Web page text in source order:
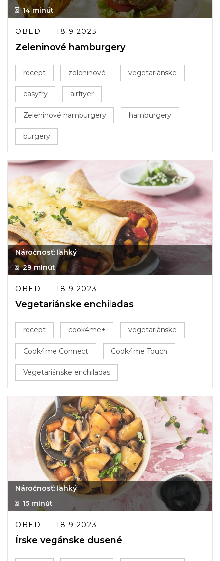
14 minút
OBED 18.9.2023
Zeleninové hamburgery
recept zeleninové vegetariánske
easyfry airfryer
Zeleninové hamburgery hamburgery
burgery
Náročnosť: ľahký
28 minút
OBED 18.9.2023
Vegetariánske enchiladas
recept cook4me+ vegetariánske
Cook4me Connect Cook4me Touch
Vegetariánske enchiladas
Náročnosť: ľahký
15 minút
OBED 18.9.2023
Írske vegánske dusené